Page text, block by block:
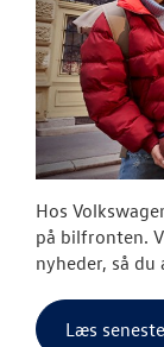
Hos
på bilfronten.
nyheder, så
Læs